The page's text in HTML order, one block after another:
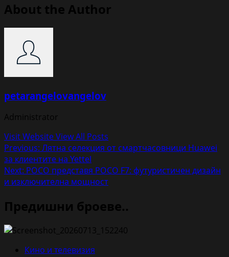
About the Author
petarangelovangelov
Administrator
Visit WebsiteView All Posts
Post
navigation
Previous: Лятна селекция от смартчасовници Huawei
за клиентите на Yettel
Next: POCO представя POCO F7: футуристичен дизайн
и изключителна мощност
Предишни броеве..
Кино и телевизия